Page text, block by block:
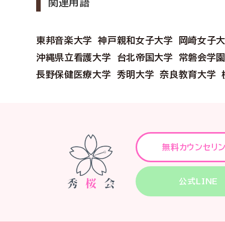
関連用語
東邦音楽大学 神戸親和女子大学
岡崎女子
沖縄県立看護大学
台北帝国大学
常磐会学
長野保健医療大学
秀明大学 奈良教育大学
無料カウンセリ
公式LINE